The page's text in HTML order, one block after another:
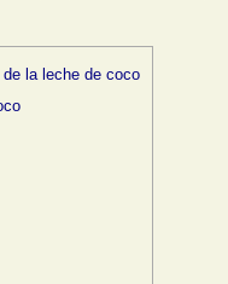
la leche de coco